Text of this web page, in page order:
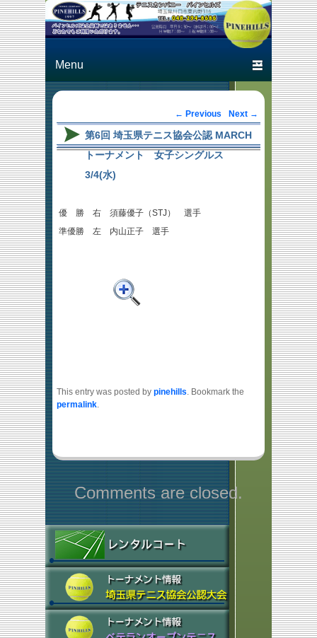
テニスカン
Just another テニスカン
パニー パインヒルズ
Post navigation
← Previous Next →
第6回 埼玉県テニス協会公認 MARCH
トーナメント 女子シングルス
3/4(水)
優 勝 右 須藤優子（STJ） 選手
準優勝 左 内山正子 選手
This entry was posted by pinehills. Bookmark the
permalink.
Comments are closed.